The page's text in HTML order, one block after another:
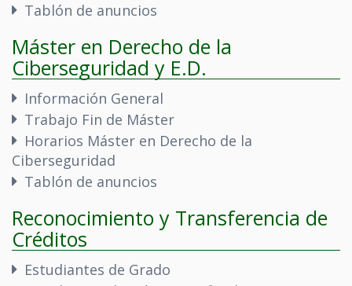
Tablón de anuncios
Máster en Derecho de la
Ciberseguridad y E.D.
Información General
Trabajo Fin de Máster
Horarios Máster en Derecho de la
Ciberseguridad
Tablón de anuncios
Reconocimiento y Transferencia de
Créditos
Estudiantes de Grado